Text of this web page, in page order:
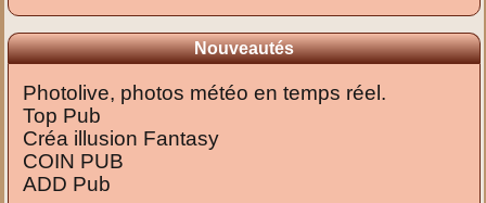
Nouveautés
Photolive, photos météo en temps réel.
Top Pub
Créa illusion Fantasy
COIN PUB
ADD Pub